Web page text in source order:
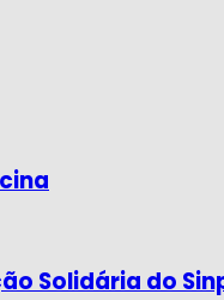
Solidária do